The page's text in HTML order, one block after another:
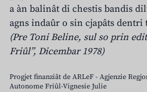
a àn balinât di chestis bandis
agns indaûr o sin cjapâts dentri
(Pre Toni Beline, sul so prin
Friûl”, Dicembar 1978)
Progjet finanziât de ARLeF - Agjenzie
Autonome Friûl-Vignesie Julie